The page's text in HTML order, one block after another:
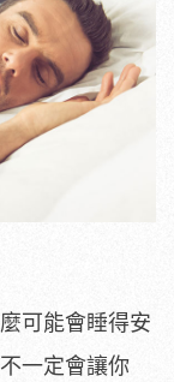
可能會睡得安
一定會讓你